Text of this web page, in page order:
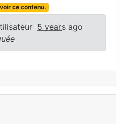
ce contenu.
5 years ago